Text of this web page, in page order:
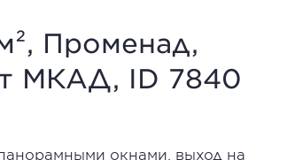
Променад,
МКАД, ID 7840
окнами, выход на